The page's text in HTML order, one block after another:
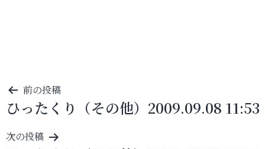
投
稿
ナ
前の投稿
ひったくり（その他）2009.09.08 11:53
次の投稿